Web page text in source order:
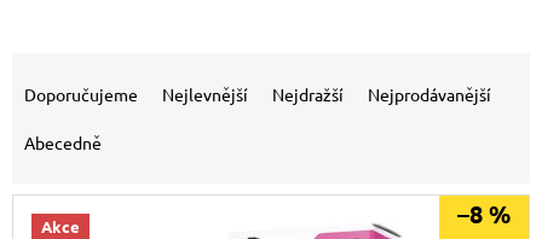
Doporučujeme Nejlevnější Nejdražší Nejprodávanější
Abecedně
Akce
–8 %